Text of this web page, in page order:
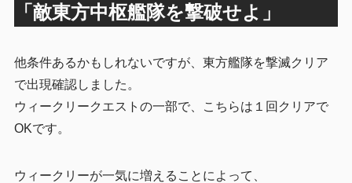
「敵東方中枢艦隊を撃破せよ」
他条件あるかもしれないですが、東方艦隊を撃滅クリア
で出現確認しました。
ウィークリークエストの一部で、こちらは１回クリアで
OKです。
ウィークリーが一気に増えることによって、